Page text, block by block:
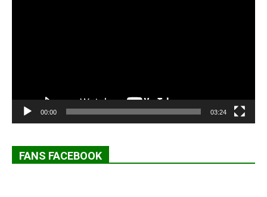
00:00 03:24
FANS FACEBOOK